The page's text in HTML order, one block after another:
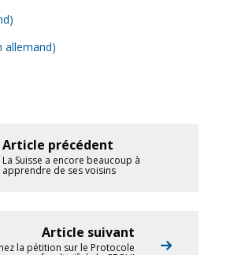
allemand)
Article précédent
La Suisse a encore beaucoup à
apprendre de ses voisins
Article suivant
la pétition sur le Protocole